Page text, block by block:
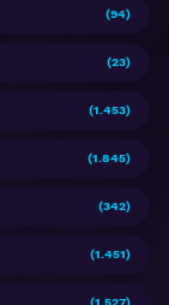
(94)
(23)
(1.453)
(1.845)
(342)
(1.451)